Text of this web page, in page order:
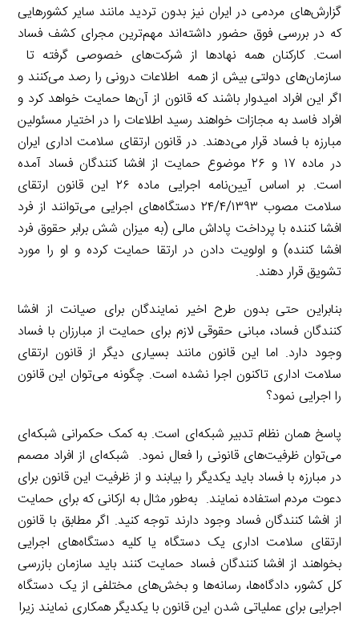
گزارش‌های مردمی در ایران نیز بدون تردید مانند سایر کشورهایی
که در بررسی فوق حضور داشته‌اند مهم‌ترین مجرای کشف فساد
است. کارکنان همه نهادها از شرکت‌های خصوصی گرفته تا
سازمان‌های دولتی بیش از همه اطلاعات درونی را رصد می‌کنند و
اگر این افراد امیدوار باشند که قانون از آن‌ها حمایت خواهد کرد و
افراد فاسد به مجازات خواهند رسید اطلاعات را در اختیار مسئولین
مبارزه با فساد قرار می‌دهند. در قانون ارتقای سلامت اداری ایران
در ماده ۱۷ و ۲۶ موضوع حمایت از افشا کنندگان فساد آمده
است. بر اساس آیین‌نامه اجرایی ماده ۲۶ این قانون ارتقای
سلامت مصوب ۲۴/۴/۱۳۹۳ دستگاه‌های اجرایی می‌توانند از فرد
افشا کننده با پرداخت پاداش مالی (به میزان شش برابر حقوق فرد
افشا کننده) و اولویت دادن در ارتقا حمایت کرده و او را مورد
تشویق قرار دهند.
بنابراین حتی بدون طرح اخیر نمایندگان برای صیانت از افشا
کنندگان فساد، مبانی حقوقی لازم برای حمایت از مبارزان با فساد
وجود دارد. اما این قانون مانند بسیاری دیگر از قانون ارتقای
سلامت اداری تاکنون اجرا نشده است. چگونه می‌توان این قانون
را اجرایی نمود؟
پاسخ همان نظام تدبیر شبکه‌ای است. به کمک حکمرانی شبکه‌ای
می‌توان ظرفیت‌های قانونی را فعال نمود. شبکه‌ای از افراد مصمم
در مبارزه با فساد باید یکدیگر را بیابند و از ظرفیت این قانون برای
دعوت مردم استفاده نمایند. به‌طور مثال به ارکانی که برای حمایت
از افشا کنندگان فساد وجود دارند توجه کنید. اگر مطابق با قانون
ارتقای سلامت اداری یک دستگاه یا کلیه دستگاه‌های اجرایی
بخواهند از افشا کنندگان فساد حمایت کنند باید سازمان بازرسی
کل کشور، دادگاه‌ها، رسانه‌ها و بخش‌های مختلفی از یک دستگاه
اجرایی برای عملیاتی شدن این قانون با یکدیگر همکاری نمایند زیرا